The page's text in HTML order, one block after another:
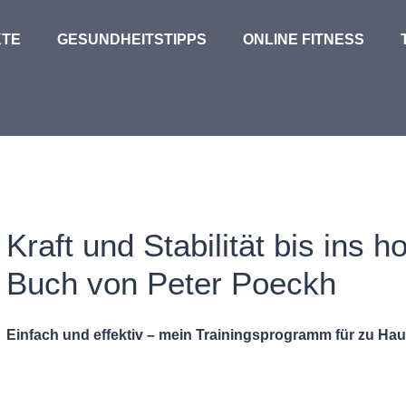
GESUNDHEITSTIPPS ONLINE FITNESS
Kraft und Stabilität bis ins
Buch von Peter Poeckh
Einfach und effektiv – mein Trainingsprogramm für zu